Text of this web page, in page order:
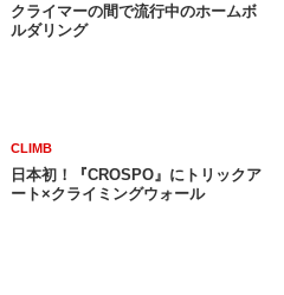
クライマーの間で流行中のホームボ
ルダリング
CLIMB
日本初！『CROSPO』にトリックア
ート×クライミングウォール